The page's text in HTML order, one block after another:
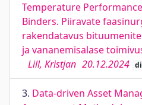
Temperature
Binders. Piiravate
rakendatavus
ja vananemisalase
Lill, Kristjan 20.12.2024
3. Data-driven Asset